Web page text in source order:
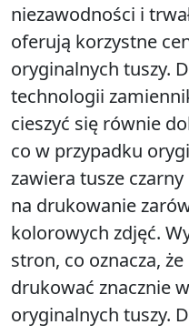
niezawodności i
oferują korzystne
oryginalnych tuszy.
technologii
cieszyć się równie
co w przypadku
zawiera tusze
na drukowanie
kolorowych zdjęć.
stron, co oznacza,
drukować znacznie
oryginalnych tuszy.